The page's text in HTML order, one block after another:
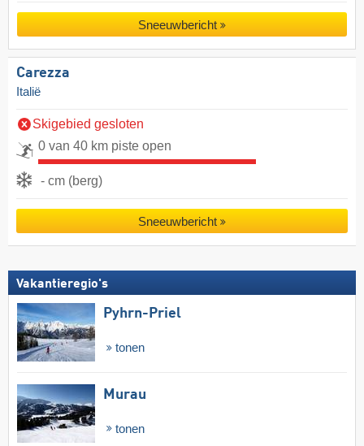
Sneeuwbericht
Carezza
Italië
Skigebied gesloten
0 van 40 km piste open
- cm (berg)
Sneeuwbericht
Vakantieregio's
Pyhrn-Priel
tonen
Murau
tonen